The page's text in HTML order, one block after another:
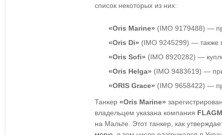
список некоторых из них:
«Oris Marine» (IMO 9179488) —
«Oris Di» (IMO 9245299) — также
«Oris Sofi» (IMO 8920282) —
«Oris Helga» (IMO 9483619) —
«ORIS Grace» (IMO 9658422) —
Танкер «Oris Marine»
владельцем указана компания
на Мальте. Этот танкер, как